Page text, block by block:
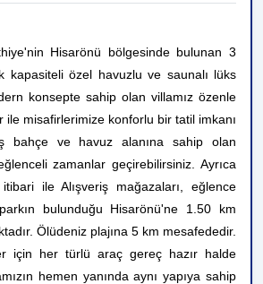
Hisarönü bölgesinde bulunan 3
kapasiteli özel havuzlu ve saunalı lüks
konsepte sahip olan villamız özenle
ile misafirlerimize konforlu bir tatil imkanı
bahçe ve havuz alanına sahip olan
zamanlar geçirebilirsiniz. Ayrıca
itibari ile Alışveriş mağazaları, eğlence
bulunduğu Hisarönü'ne 1.50 km
Ölüdeniz plajına 5 km mesafededir.
için her türlü araç gereç hazır halde
hemen yanında aynı yapıya sahip